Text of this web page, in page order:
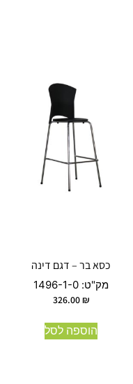
כסא בר – דגם דינה
מק"ט: 1496-1-0
326.00₪
הוספה לסל